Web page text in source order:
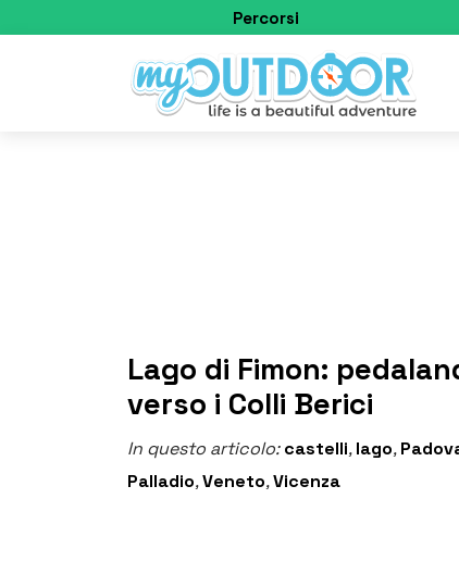
Percorsi
Lago di Fimon:
verso i Colli Berici
In questo articolo:castelli,lago,
Palladio,Veneto,Vicenza